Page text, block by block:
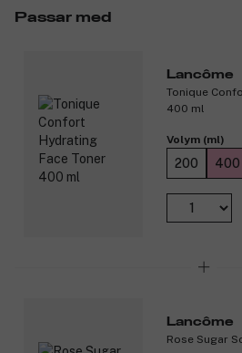
Passar med
Lancôme
Tonique
400 ml
Volym (ml)
200 400
Lancôme
Rose Sugar